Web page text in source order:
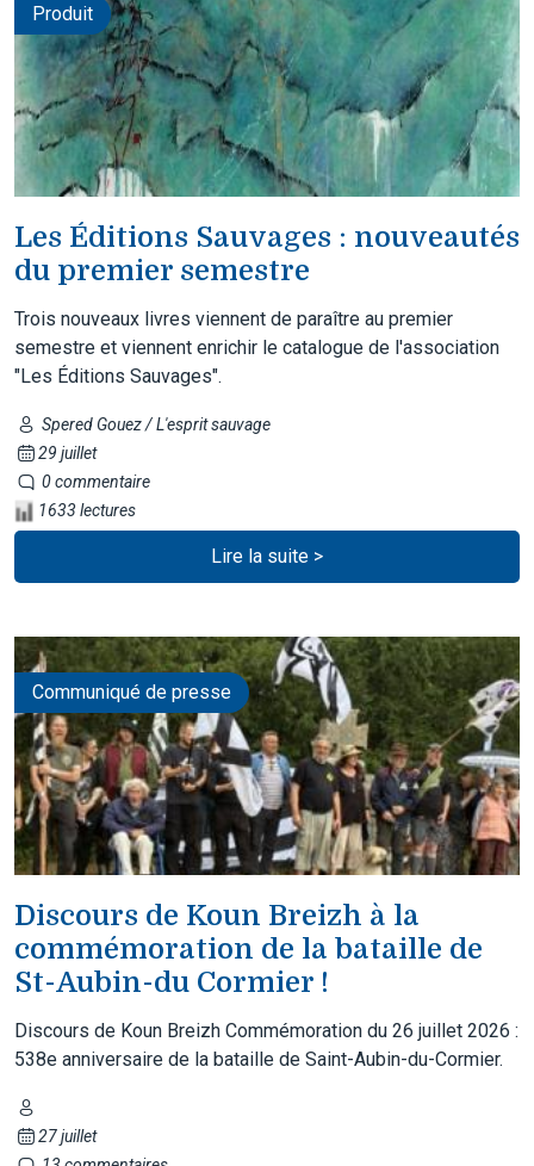
Produit
Les Éditions Sauvages : nouveautés
du premier semestre
Trois nouveaux livres viennent de paraître au premier
semestre et viennent enrichir le catalogue de l'association
"Les Éditions Sauvages".
Spered Gouez / L'esprit sauvage
29 juillet
0 commentaire
1633 lectures
Lire la suite >
Communiqué de presse
Discours de Koun Breizh à la
commémoration de la bataille de
St-Aubin-du Cormier !
Discours de Koun Breizh Commémoration du 26 juillet 2026 :
538e anniversaire de la bataille de Saint-Aubin-du-Cormier.
27 juillet